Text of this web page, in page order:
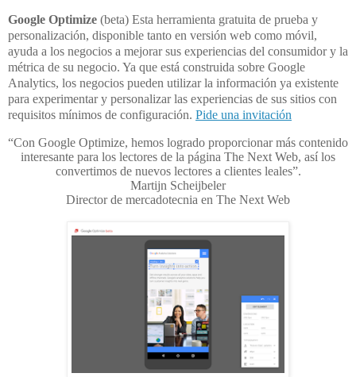
Google Optimize (beta) Esta herramienta gratuita de prueba y
personalización, disponible tanto en versión web como móvil,
ayuda a los negocios a mejorar sus experiencias del consumidor y la
métrica de su negocio. Ya que está construida sobre Google
Analytics, los negocios pueden utilizar la información ya existente
para experimentar y personalizar las experiencias de sus sitios con
requisitos mínimos de configuración. Pide una invitación
“Con Google Optimize, hemos logrado proporcionar más contenido
interesante para los lectores de la página The Next Web, así los
convertimos de nuevos lectores a clientes leales”.
Martijn Scheijbeler
Director de mercadotecnia en The Next Web